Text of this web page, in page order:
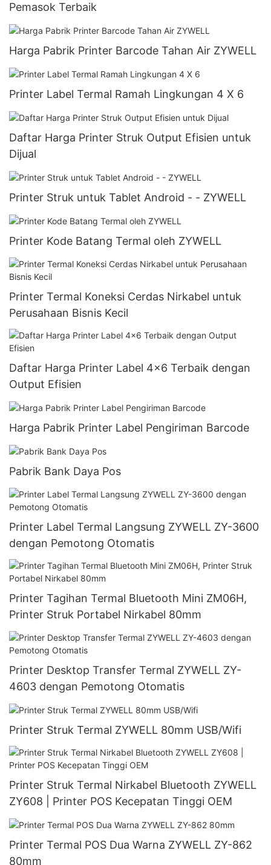
Pemasok Terbaik
Harga Pabrik Printer Barcode Tahan Air ZYWELL
Printer Label Termal Ramah Lingkungan 4 X 6
Daftar Harga Printer Struk Output Efisien untuk
Dijual
Printer Struk untuk Tablet Android - - ZYWELL
Printer Kode Batang Termal oleh ZYWELL
Printer Termal Koneksi Cerdas Nirkabel untuk
Perusahaan Bisnis Kecil
Daftar Harga Printer Label 4x6 Terbaik dengan
Output Efisien
Harga Pabrik Printer Label Pengiriman Barcode
Pabrik Bank Daya Pos
Printer Label Termal Langsung ZYWELL ZY-3600
dengan Pemotong Otomatis
Printer Tagihan Termal Bluetooth Mini ZM06H,
Printer Struk Portabel Nirkabel 80mm
Printer Desktop Transfer Termal ZYWELL ZY-
4603 dengan Pemotong Otomatis
Printer Struk Termal ZYWELL 80mm USB/Wifi
Printer Struk Termal Nirkabel Bluetooth ZYWELL
ZY608 | Printer POS Kecepatan Tinggi OEM
Printer Termal POS Dua Warna ZYWELL ZY-862
80mm